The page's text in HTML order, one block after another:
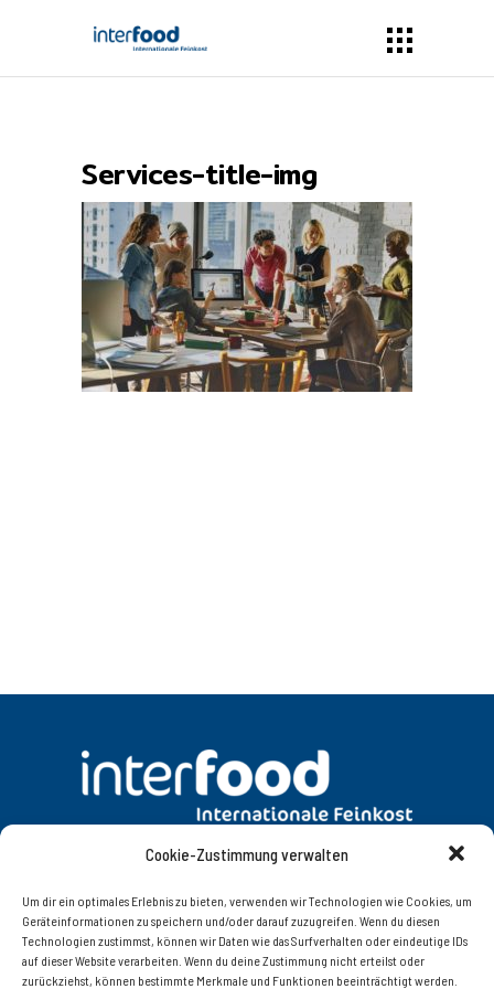
Cookie-Zustimmung verwalten
Um dir ein optimales Erlebnis zu bieten, verwenden wir Technologien wie Cookies, um
Geräteinformationen zu speichern und/oder darauf zuzugreifen. Wenn du diesen
Technologien zustimmst, können wir Daten wie das Surfverhalten oder eindeutige IDs
auf dieser Website verarbeiten. Wenn du deine Zustimmung nicht erteilst oder
zurückziehst, können bestimmte Merkmale und Funktionen beeinträchtigt werden.
Services-title-img
KONTAKT IMPRESSUM